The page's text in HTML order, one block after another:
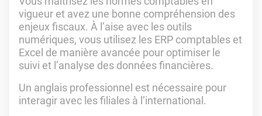
vigueur et avez une bonne compréhension des
enjeux fiscaux. À l’aise avec les outils
numériques, vous utilisez les ERP comptables et
Excel de manière avancée pour optimiser le
suivi et l’analyse des données financières.
Un anglais professionnel est nécessaire pour
interagir avec les filiales à l’international.